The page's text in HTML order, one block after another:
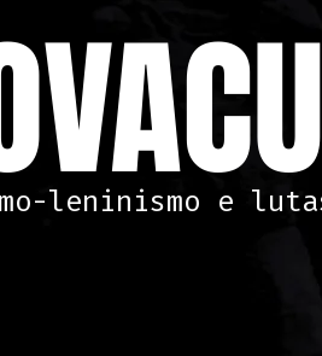
leninismo e